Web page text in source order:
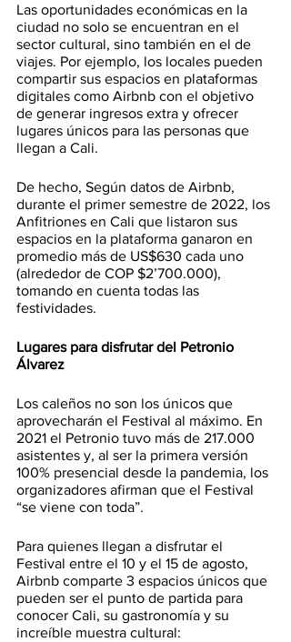
Las oportunidades económicas en la
ciudad no solo se encuentran en el
sector cultural, sino también en el de
viajes. Por ejemplo, los locales pueden
compartir sus espacios en plataformas
digitales como Airbnb con el objetivo
de generar ingresos extra y ofrecer
lugares únicos para las personas que
llegan a Cali.
De hecho, Según datos de Airbnb,
durante el primer semestre de 2022, los
Anfitriones en Cali que listaron sus
espacios en la plataforma ganaron en
promedio más de US$630 cada uno
(alrededor de COP $2’700.000),
tomando en cuenta todas las
festividades.
Lugares para disfrutar del Petronio
Álvarez
Los caleños no son los únicos que
aprovecharán el Festival al máximo. En
2021 el Petronio tuvo más de 217.000
asistentes y, al ser la primera versión
100% presencial desde la pandemia, los
organizadores afirman que el Festival
“se viene con toda”.
Para quienes llegan a disfrutar el
Festival entre el 10 y el 15 de agosto,
Airbnb comparte 3 espacios únicos que
pueden ser el punto de partida para
conocer Cali, su gastronomía y su
increíble muestra cultural: